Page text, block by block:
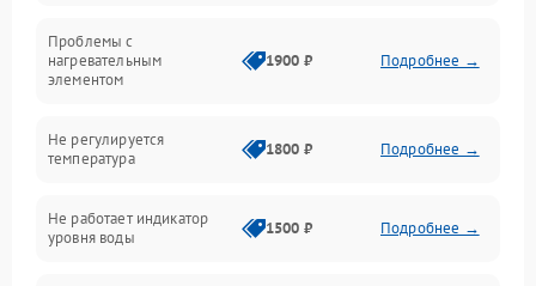
Механика
Проблемы с
нагревательным
элементом
1900 ₽ Подробнее →
Не регулируется
температура
1800 ₽ Подробнее →
Не работает индикатор
уровня воды
1500 ₽ Подробнее →